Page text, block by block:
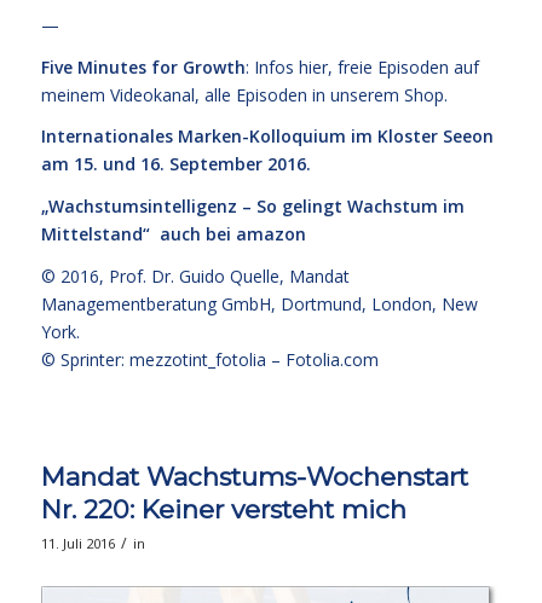
—
Five Minutes for Growth: Infos hier, freie Episoden auf
meinem Videokanal, alle Episoden in unserem Shop.
Internationales Marken-Kolloquium im Kloster Seeon
am 15. und 16. September 2016.
„Wachstumsintelligenz – So gelingt Wachstum im
Mittelstand“ auch bei amazon
© 2016, Prof. Dr. Guido Quelle, Mandat
Managementberatung GmbH, Dortmund, London, New
York.
© Sprinter: mezzotint_fotolia – Fotolia.com
Mandat Wachstums-Wochenstart
Nr. 220: Keiner versteht mich
11. Juli 2016 / in